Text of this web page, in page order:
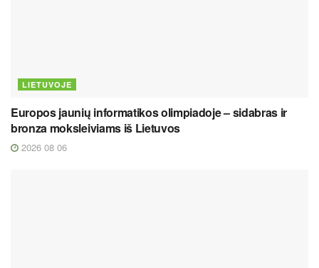
LIETUVOJE
Europos jaunių informatikos olimpiadoje – sidabras ir
bronza moksleiviams iš Lietuvos
2026 08 06